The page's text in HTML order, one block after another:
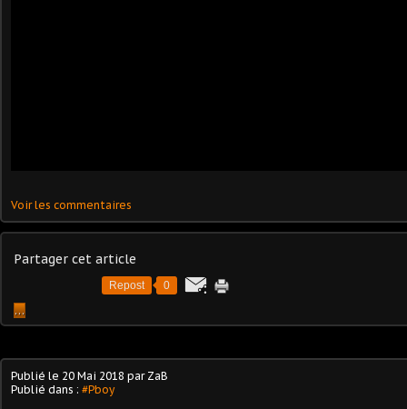
Voir les commentaires
Partager cet article
Repost 0
…
Publié le 20 Mai 2018 par ZaB
Publié dans : #Pboy